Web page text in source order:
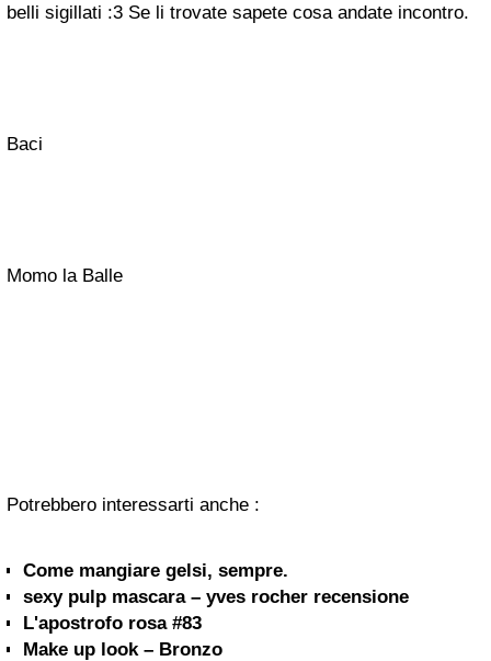
belli sigillati :3 Se li trovate sapete cosa andate incontro.
Baci
Momo la Balle
Potrebbero interessarti anche :
Come mangiare gelsi, sempre.
sexy pulp mascara – yves rocher recensione
L'apostrofo rosa #83
Make up look – Bronzo